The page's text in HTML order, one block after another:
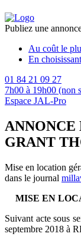
Publiez une
Au coût le
En
01 84 21 09 27
7h00 à 19h00 (non
Espace JAL-Pro
GRANT
Mise en location
dans le journal
MISE EN
Suivant acte sous
septembre 2018 à